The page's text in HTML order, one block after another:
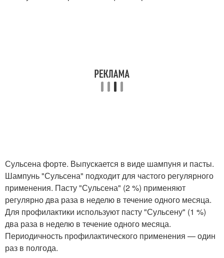
Сульсена форте. Выпускается в виде шампуня и пасты.
Шампунь "Сульсена" подходит для частого регулярного
применения. Пасту "Сульсена" (2 %) применяют
регулярно два раза в неделю в течение одного месяца.
Для профилактики используют пасту "Сульсену" (1 %)
два раза в неделю в течение одного месяца.
Периодичность профилактического применения — один
раз в полгода.